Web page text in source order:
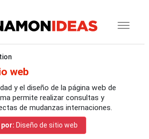
web
y el diseño de la página web de
permite realizar consultas y
de mudanzas internaciones.
Diseño de sitio web